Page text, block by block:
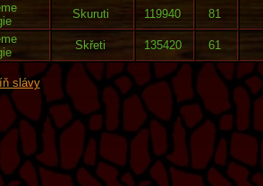
Skuruti 119940 81
Skřeti 135420 61
slávy